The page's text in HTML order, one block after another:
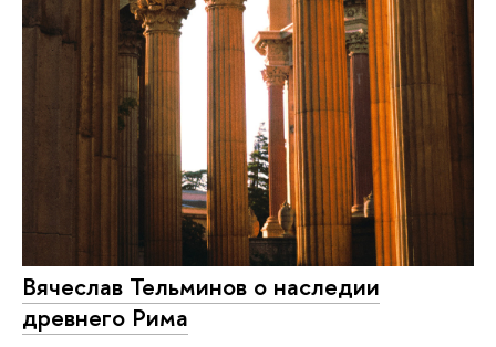
Вячеслав Тельминов о наследии
древнего Рима